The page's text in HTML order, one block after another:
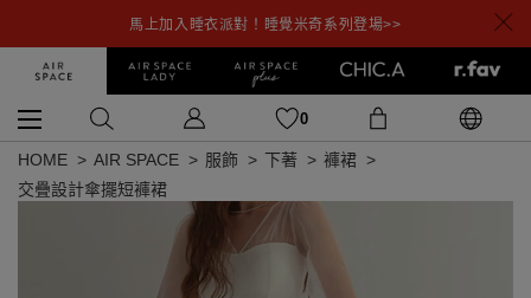
馬上加入睡衣派對！睡覺米奇系列登場>>
0
HOME AIR SPACE 服飾 下著
褲裙
交疊設計傘擺短褲裙